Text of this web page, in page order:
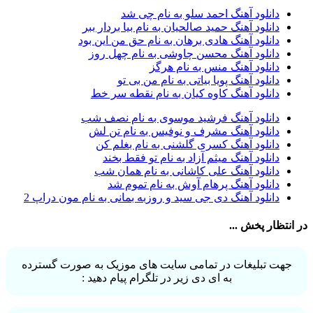
آران براتی و ایمان حمیدی
آران، مُوِرس و وینتِرس1
آرپژ1
آرتا1
آرتا اسدی1
آرتا و سارن1
آرتام1
آرتان گادلی1
آرتبن بهادری
آرتين شاهوران1
آرتی1
آرتین1
آرتین بهادری12
آرتین سلیمانی1
آردا1
آرسام1
آرسام سالار
آرسین2
آرش AP و مسیح
آرش آج
1
دانلود آهنگ احمد سلو به نام چی شد
دانلود آهنگ حمید صالحیان به نام بیا بردار ببر
دانلود آهنگ هادی برهان به نام حق من این بود
دانلود آهنگ محسن چاوشی به نام چهل روز
دانلود آهنگ منس به نام هرگز
دانلود آهنگ پویا بیاتی به نام من بی تو
دانلود آهنگ کاوه کیان به نام نقطه سر خط
دانلود آهنگ فرشید موسوی به نام نصف شب
دانلود آهنگ مشرف و نوفیس به نام تن لش
دانلود آهنگ کسری گلشنی به نام بغلم کن
دانلود آهنگ میثم آزاد به نام تو فقط بخند
دانلود آهنگ علی کاشانی به نام همان شب
دانلود آهنگ پرهام آوش به نام تموم شد
دانلود آهنگ دی جی سید و روزبه بمانی به نام مون دراپ 2
در انتظار پخش ...
جهت تبلیغات در تمامی سایت های موزیک به صورت گسترده
به ای دی زیر در تلگرام پیام دهید :